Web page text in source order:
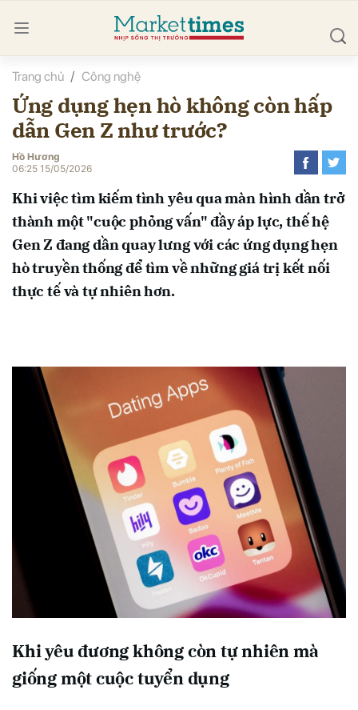
Trang chủ Công nghệ
Ứng dụng hẹn hò không còn hấp
dẫn Gen Z như trước?
Hồ Hương
06:25 15/05/2026
Khi việc tìm kiếm tình yêu qua màn hình dần trở
thành một "cuộc phỏng vấn" đầy áp lực, thế hệ
Gen Z đang dần quay lưng với các ứng dụng hẹn
hò truyền thống để tìm về những giá trị kết nối
thực tế và tự nhiên hơn.
Khi yêu đương không còn tự nhiên mà
giống một cuộc tuyển dụng
luận
Hủy